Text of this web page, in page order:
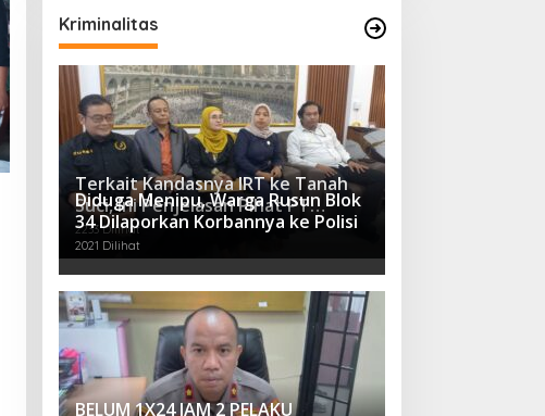
Kriminalitas
Terkait Kandasnya IRT ke Tanah
Suci, Ini Penjelasan Pihat PT
Selapan Tour Jayanto
2233 Dilihat
Diduga Menipu, Warga Rusun Blok
34 Dilaporkan Korbannya ke Polisi
2021 Dilihat
BELUM 1X24 JAM 2 PELAKU